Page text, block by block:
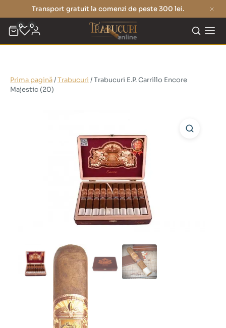
Transport gratuit la comenzi de peste 300 lei.
0 0
Prima pagină/Trabucuri / Trabucuri E.P. Carrillo Encore
Majestic (20)